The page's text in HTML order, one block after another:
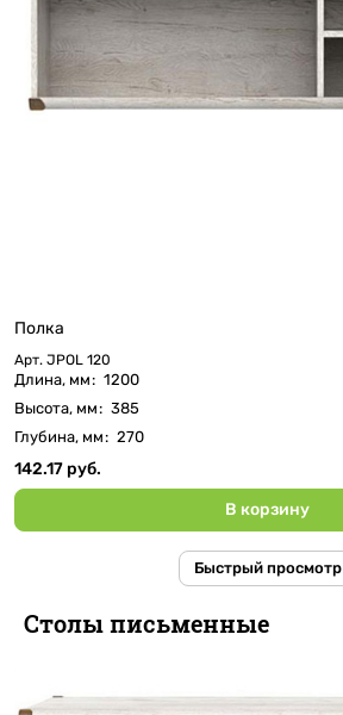
Полка
Арт. JPOL 120
Длина, мм: 1200
Высота, мм: 385
Глубина, мм: 270
142.17 руб.
В корзину
Быстрый просмотр
Столы письменные